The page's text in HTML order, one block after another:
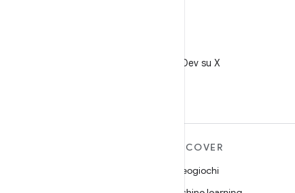
Segui @AndroidDev su X
DISCOVER
Videogiochi